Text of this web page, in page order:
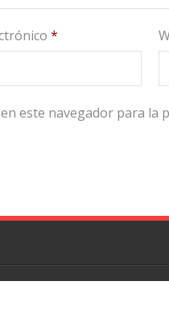
*
este navegador para la